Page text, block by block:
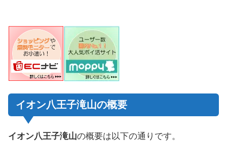
イオン八王子滝山の概要
イオン八王子滝山の概要は以下の通りです。